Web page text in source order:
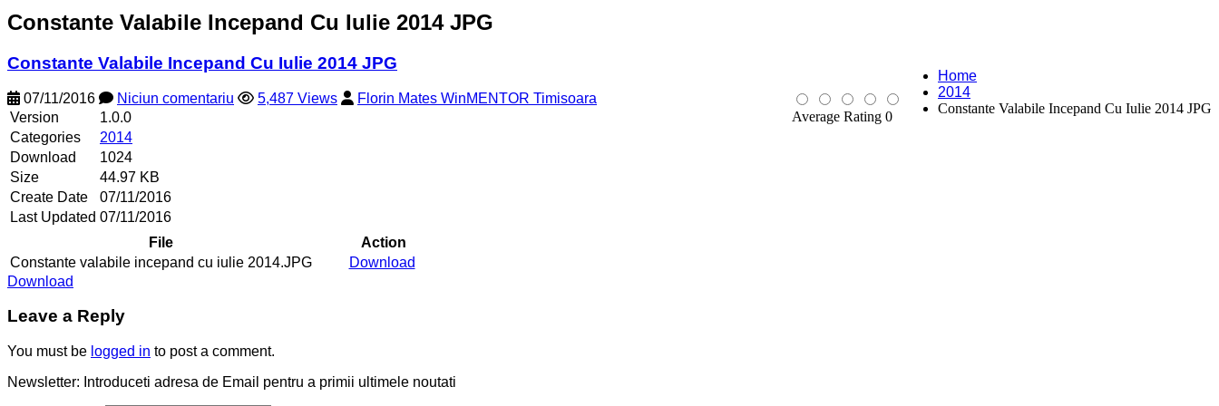
Constante Valabile Incepand Cu Iulie 2014 JPG
Home
2014
Constante Valabile Incepand Cu Iulie 2014 JPG
Constante Valabile Incepand Cu Iulie 2014 JPG
Average Rating 0
07/11/2016 Niciun comentariu 5,487 Views
Florin Mates WinMENTOR Timisoara
Version
1.0.0
Categories
2014
Download
1024
Size
44.97 KB
Create Date
07/11/2016
Last Updated 07/11/2016
File
Action
Constante valabile incepand cu iulie 2014.JPG
Download
Download
Leave a Reply
You must be logged in to post a comment.
Newsletter: Introduceti adresa de Email pentru a primii ultimele noutati